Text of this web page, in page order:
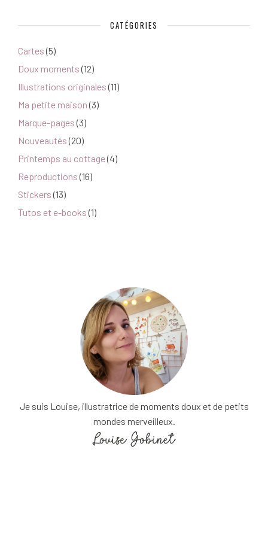
CATÉGORIES
Cartes (5)
Doux moments (12)
Illustrations originales (11)
Ma petite maison (3)
Marque-pages (3)
Nouveautés (20)
Printemps au cottage(4)
Reproductions (16)
Stickers (13)
Tutos et e-books (1)
Je suis Louise, illustratrice de moments doux et de petits
mondes merveilleux.